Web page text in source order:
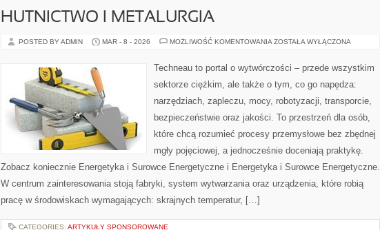
HUTNICTWO I METALURGIA
POSTED BY ADMIN MAR - 8 - 2026 MOŻLIWOŚĆ KOMENTOWANIA HUTNICTWO
ZOSTAŁA WYŁĄCZONA
Techneau to portal o wytwórczości – przede wszystkim
sektorze ciężkim, ale także o tym, co go napędza:
narzędziach, zapleczu, mocy, robotyzacji, transporcie,
bezpieczeństwie oraz jakości. To przestrzeń dla osób,
które chcą rozumieć procesy przemysłowe bez zbędnej
mgły pojęciowej, a jednocześnie doceniają praktykę.
Zobacz koniecznie Energetyka i Surowce Energetyczne i Energetyka i Surowce Energetyczne.
W centrum zainteresowania stoją fabryki, system wytwarzania oraz urządzenia, które robią
pracę w środowiskach wymagających: skrajnych temperatur, […]
CATEGORIES: ARTYKUŁY SPONSOROWANE